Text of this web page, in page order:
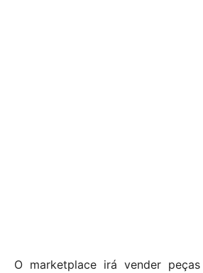
O marketplace irá vender